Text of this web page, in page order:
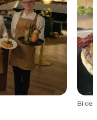
Bilde: